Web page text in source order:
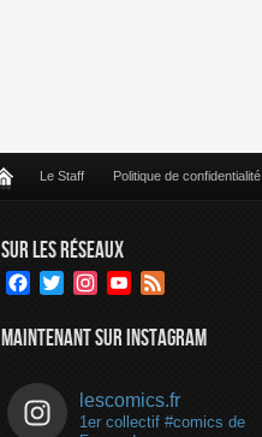
Le Staff Politique de confidentialité
SUR LES RÉSEAUX
Facebook
TwitterInstagramYouTube
MAINTENANT SUR INSTAGRAM
lescomics.fr
1er collectif #comics de